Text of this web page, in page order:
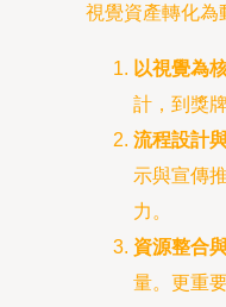
視覺資產轉化為
以視覺為
計，到獎
流程設計
示與宣傳
力。
資源整合
量。更重